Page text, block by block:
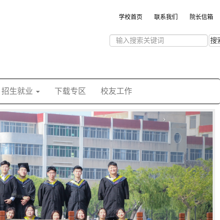
学校首页 联系我们 院长信箱
搜
招生就业 下载专区 校友工作
›